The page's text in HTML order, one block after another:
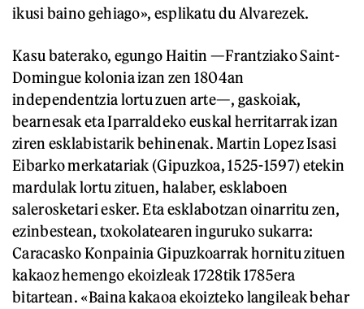
ikusi baino gehiago», esplikatu du Alvarezek.
Kasu baterako, egungo Haitin —Frantziako Saint-
Domingue kolonia izan zen 1804an
independentzia lortu zuen arte—, gaskoiak,
bearnesak eta Iparraldeko euskal herritarrak izan
ziren esklabistarik behinenak. Martin Lopez Isasi
Eibarko merkatariak (Gipuzkoa, 1525-1597) etekin
mardulak lortu zituen, halaber, esklaboen
salerosketari esker. Eta esklabotzan oinarritu zen,
ezinbestean, txokolatearen inguruko sukarra:
Caracasko Konpainia Gipuzkoarrak hornitu zituen
kakaoz hemengo ekoizleak 1728tik 1785era
bitartean. «Baina kakaoa ekoizteko langileak behar